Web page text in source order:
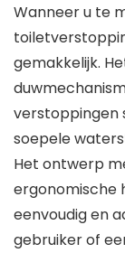
Wanneer u te
gemakkelijk.
verstoppingen
soepele
Het ontwerp
ergonomische
eenvoudig en
gebruiker of